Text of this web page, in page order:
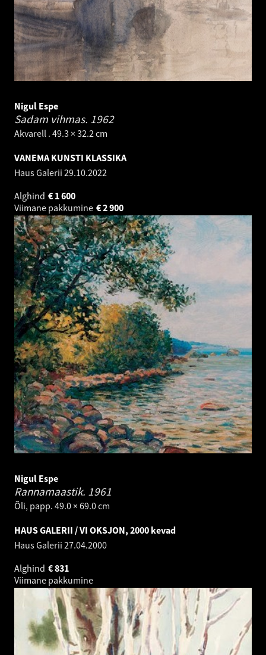
Nigul Espe
Sadam vihmas. 1962
Akvarell . 49.3 × 32.2 cm
VANEMA KUNSTI KLASSIKA
Haus Galerii 29.10.2022
Alghind
1 600
€
Viimane pakkumine
2 900
€
Nigul Espe
Rannamaastik. 1961
Õli, papp. 49.0 × 69.0 cm
HAUS GALERII / VI OKSJON, 2000 kevad
Haus Galerii 27.04.2000
Alghind
831
€
Viimane pakkumine